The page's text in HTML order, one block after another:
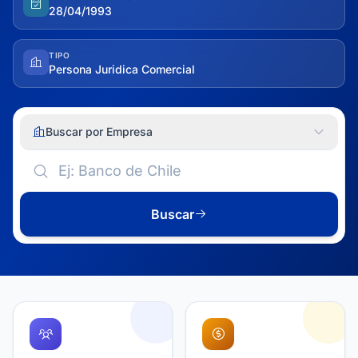
28/04/1993
TIPO
Persona Juridica Comercial
Buscar por Empresa
Buscar